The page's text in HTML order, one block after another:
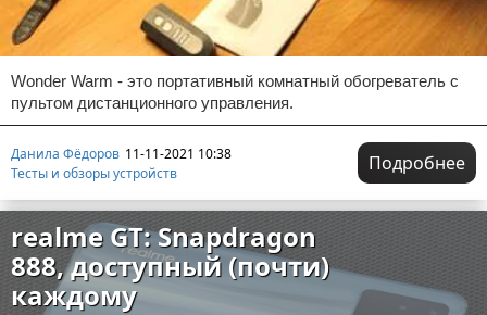
Wonder Warm - это портативный комнатный обогреватель с
пультом дистанционного управления.
Данила Фёдоров 11-11-2021 10:38
Тесты и обзоры устройств
Подробнее
realme GT: Snapdragon
888, доступный (почти)
каждому